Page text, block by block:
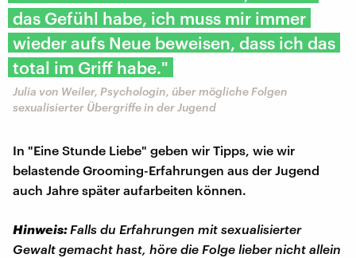
das Gefühl habe, ich muss mir immer
wieder aufs Neue beweisen, dass ich das
total im Griff habe."
Julia von Weiler, Psychologin, über mögliche Folgen
sexualisierter Übergriffe in der Jugend
In "Eine Stunde Liebe" geben wir Tipps, wie wir
belastende Grooming-Erfahrungen aus der Jugend
auch Jahre später aufarbeiten können.
Hinweis: Falls du Erfahrungen mit sexualisierter
Gewalt gemacht hast, höre die Folge lieber nicht allein